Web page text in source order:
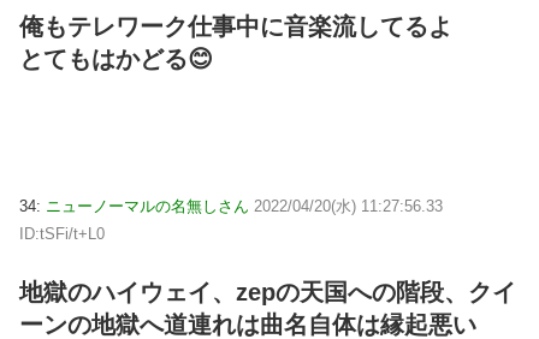
俺もテレワーク仕事中に音楽流してるよ
とてもはかどる😊
34: ニューノーマルの名無しさん 2022/04/20(水) 11:27:56.33
ID:tSFi/t+L0
地獄のハイウェイ、zepの天国への階段、クイ
ーンの地獄へ道連れは曲名自体は縁起悪い